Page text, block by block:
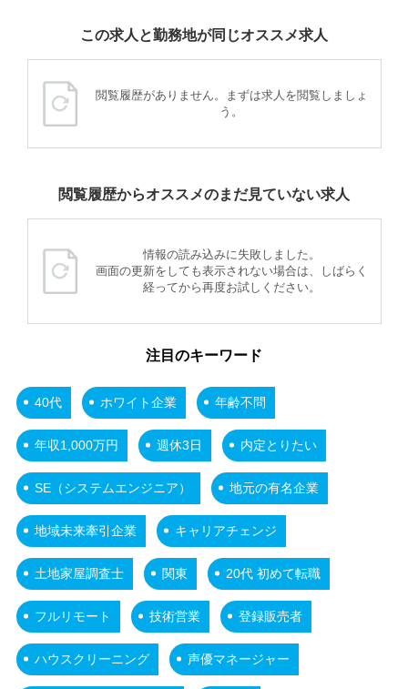
この求人と勤務地が同じオススメ求人
閲覧履歴がありません。まずは求人を閲覧しましょ
う。
閲覧履歴からオススメのまだ見ていない求人
情報の読み込みに失敗しました。
画面の更新をしても表示されない場合は、しばらく
経ってから再度お試しください。
注目のキーワード
40代 ホワイト企業 年齢不問
年収1,000万円 週休3日 内定とりたい
SE（システムエンジニア） 地元の有名企業
地域未来牽引企業 キャリアチェンジ
土地家屋調査士 関東 20代 初めて転職
フルリモート 技術営業 登録販売者
ハウスクリーニング 声優マネージャー